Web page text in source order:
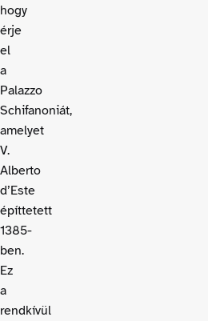
hogy
érje
el
a
Palazzo
Schifanoniát,
amelyet
V.
Alberto
d’Este
építtetett
1385-
ben.
Ez
a
rendkívül